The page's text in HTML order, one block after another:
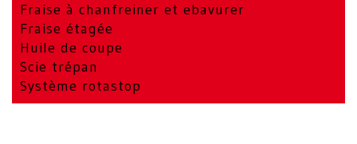
Fraise à chanfreiner et ebavurer
Fraise étagée
Huile de coupe
Scie trépan
Système rotastop